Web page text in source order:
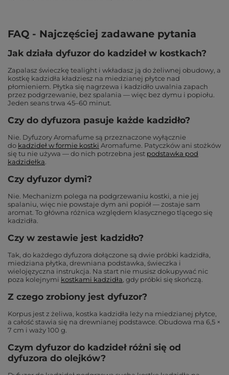
FAQ - Najczęściej zadawane pytania
Jak działa dyfuzor do kadzideł w kostkach?
Zapalasz świeczkę tealight i wkładasz ją do żeliwnej obudowy, a
kostkę kadzidła kładziesz na miedzianej płytce nad
płomieniem. Płytka się nagrzewa i kadzidło uwalnia zapach
przez podgrzewanie, bez spalania — więc bez dymu i popiołu.
Jeden seans trwa 45–60 minut.
Czy do dyfuzora pasuje każde kadzidło?
Nie. Dyfuzory Aromafume są przeznaczone wyłącznie
do kadzideł w formie kostki Aromafume. Patyczków ani stożków
się tu nie używa — do nich potrzebna jest podstawka pod
kadzidełka.
Czy dyfuzor dymi?
Nie. Mechanizm polega na podgrzewaniu kostki, a nie jej
spalaniu, więc nie powstaje dym ani popiół — zostaje sam
aromat. To główna różnica względem klasycznego tlącego się
kadzidła.
Czy w zestawie jest kadzidło?
Tak, do każdego dyfuzora dołączone są dwie próbki kadzidła,
miedziana płytka, drewniana podstawka, świeczka i
wielojęzyczna instrukcja. Na start nie musisz dokupywać nic
poza kolejnymi kostkami kadzidła, gdy próbki się skończą.
Z czego zrobiony jest dyfuzor?
Korpus jest z żeliwa, kostka kadzidła leży na miedzianej płytce,
a całość stawia się na drewnianej podstawce. Obudowa ma 6,5 ×
7 cm i waży 100 g.
Czym dyfuzor do kadzideł różni się od
dyfuzora do olejków?